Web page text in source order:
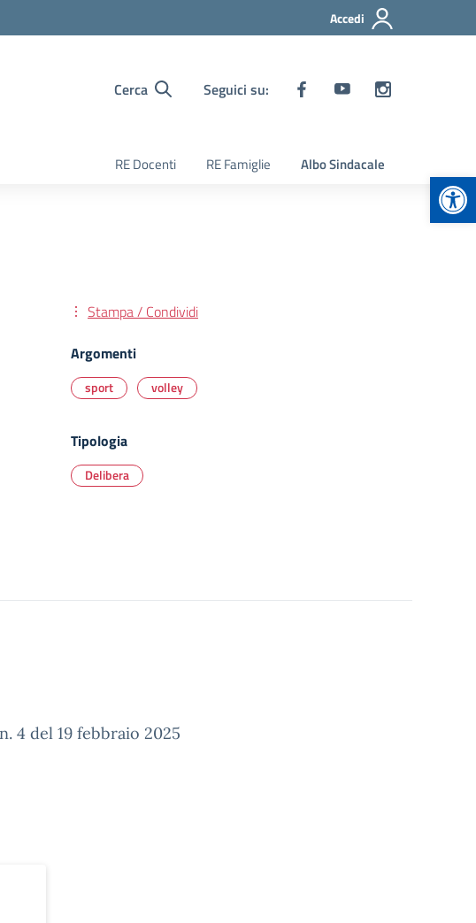
Accedi
Cerca Seguici su:
RE Docenti RE Famiglie Albo Sindacale
Stampa / Condividi
Argomenti
sport volley
Tipologia
Delibera
4 del 19 febbraio 2025